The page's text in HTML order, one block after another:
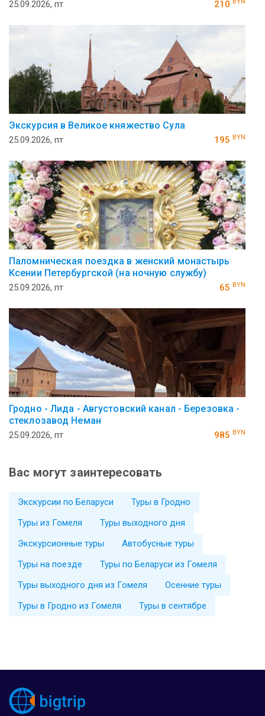
25.09.2026, пт 210
Экскурсия в Великое княжество Сула
25.09.2026, пт 195 BYN
Паломническая поездка в женский монастырь
Ксении Петербургской (на ночную службу)
25.09.2026, пт 65 BYN
Гродно - Лида - Августовский канал - Березовка -
стеклозавод Неман
25.09.2026, пт 985 BYN
Вас могут заинтересовать
Экскурсии по Беларуси
Туры в Гродно
Туры из Гомеля
Туры выходного дня
Экскурсионные туры
Автобусные туры
Туры на поезде
Туры по Беларуси из Гомеля
Туры выходного дня из Гомеля
Осенние туры
Туры в Гродно из Гомеля
Туры в сентябре